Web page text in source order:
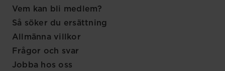
Vem kan bli medlem?
Så söker du ersättning
Allmänna villkor
Frågor och svar
Jobba hos oss